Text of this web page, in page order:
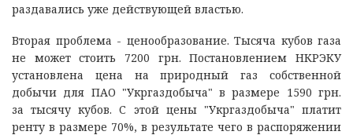
раздавались уже действующей властью.
Вторая проблема - ценообразование. Тысяча кубов газа
не может стоить 7200 грн. Постановлением НКРЭКУ
установлена цена на природный газ собственной
добычи для ПАО "Укргаздобыча" в размере 1590 грн.
за тысячу кубов. С этой цены "Укргаздобыча" платит
ренту в размере 70%, в результате чего в распоряжении